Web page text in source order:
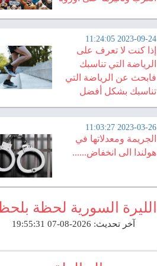
2023-09-24 11:24:05
إذا كنت لا تعرف على
الرياضة التي تناسبك
فابحث عن الرياضة التي
تناسبك بشكل أفضل
2023-03-26 11:03:27
الجريمة ومعدلاتها في
هولندا الى انخفاض......
الليرة السورية لحظة
آخر تحديث: 2026-08-07 19:55:31